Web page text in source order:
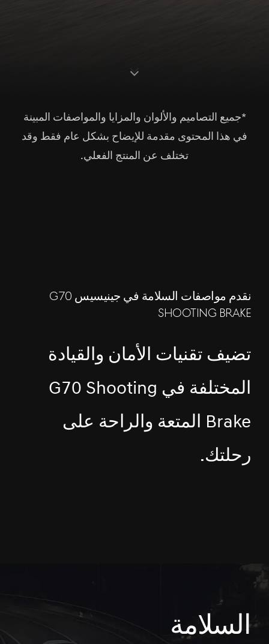
S
c
o
l
l
o
w
*جميع التصاميم والألوان والمزايا والمواصفات المبينة
في هذا المحتوى مقدمة للإيضاح بشكل عام فقط وقد
تختلف عن المنتج الفعلي.
نقدم مواصفات السلامة في جينيسيس G70
SHOOTING BRAKE
تضيف تقنيات الأمان والقيادة
المختلفة في G70 Shooting
Brake المتعة والراحة على
رحلتك.
السلامة